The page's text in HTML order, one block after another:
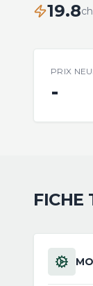
19.8ch
PRIX
-
FICHE